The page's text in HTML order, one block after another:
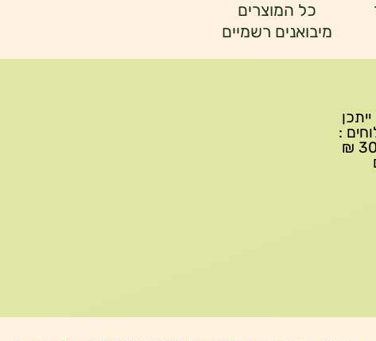
כל המוצרים
מיבואנים רשמיים
ייתכן
:
ברכישה עד 299₪ עלות משלוח 22₪, ברכישה של 300-599 ₪